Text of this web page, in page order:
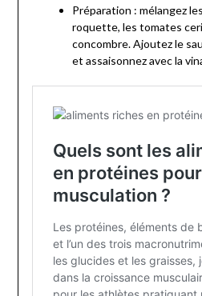
Préparation : mélangez
roquette, les tomates
concombre. Ajoutez le
et assaisonnez avec la